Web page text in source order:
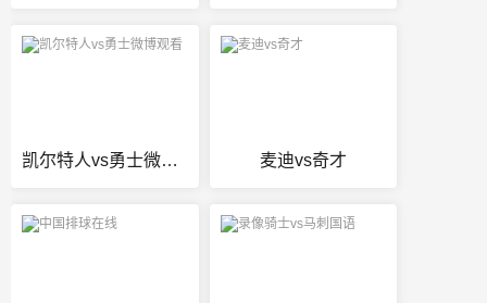
凯尔特人vs勇士微博观看 麦迪vs奇才